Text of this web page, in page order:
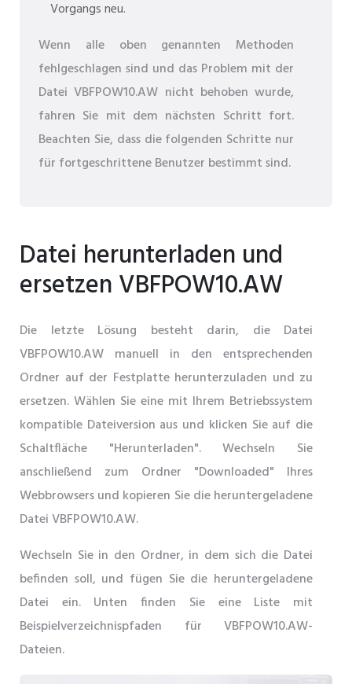
Vorgangs neu.
Wenn alle oben genannten Methoden
fehlgeschlagen sind und das Problem mit der
Datei VBFPOW10.AW nicht behoben wurde,
fahren Sie mit dem nächsten Schritt fort.
Beachten Sie, dass die folgenden Schritte nur
für fortgeschrittene Benutzer bestimmt sind.
Datei herunterladen und
ersetzen VBFPOW10.AW
Die letzte Lösung besteht darin, die Datei
VBFPOW10.AW manuell in den entsprechenden
Ordner auf der Festplatte herunterzuladen und zu
ersetzen. Wählen Sie eine mit Ihrem Betriebssystem
kompatible Dateiversion aus und klicken Sie auf die
Schaltfläche "Herunterladen". Wechseln Sie
anschließend zum Ordner "Downloaded" Ihres
Webbrowsers und kopieren Sie die heruntergeladene
Datei VBFPOW10.AW.
Wechseln Sie in den Ordner, in dem sich die Datei
befinden soll, und fügen Sie die heruntergeladene
Datei ein. Unten finden Sie eine Liste mit
Beispielverzeichnispfaden für VBFPOW10.AW-
Dateien.